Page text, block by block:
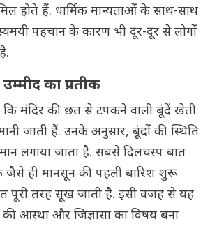
होते हैं. धार्मिक मान्यताओं के साथ-साथ
पहचान के कारण भी दूर-दूर से लोगों
का प्रतीक
कि मंदिर की छत से टपकने वाली बूंदें खेती
जाती हैं. उनके अनुसार, बूंदों की स्थिति
लगाया जाता है. सबसे दिलचस्प बात
जैसे ही मानसून की पहली बारिश शुरू
पूरी तरह सूख जाती है. इसी वजह से यह
आस्था और जिज्ञासा का विषय बना